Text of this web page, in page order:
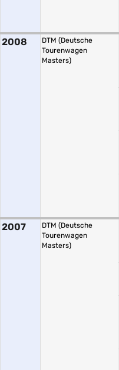
2008
DTM (Deutsche
Tourenwagen
Masters)
2007
DTM (Deutsche
Tourenwagen
Masters)